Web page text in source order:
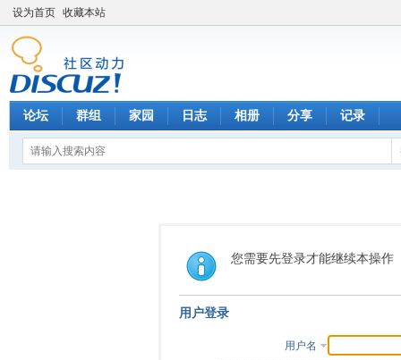
设为首页 收藏本站
论坛 群组 家园 日志 相册 分享 记录
您需要先登录才能继续本操作
用户登录
用户名